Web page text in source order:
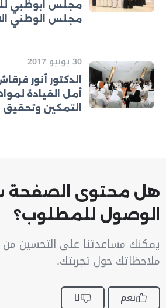
مجلس ابوظبي
مجلس الوطني
30 يونيو 2017
الدكتور أنور
أمل القيادة
التمكين وتحقيق
هل محتوى الصفحة
الوصول للمطلوب؟
يمكنك مساعدتنا على التحسين
ملاحظاتك حول تجربتك.
نعم لا